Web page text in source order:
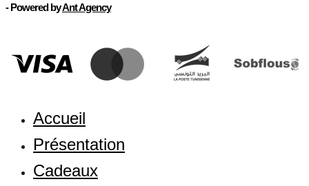
- Powered byAnt Agency
Accueil
Présentation
Cadeaux